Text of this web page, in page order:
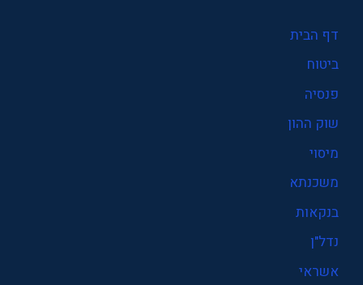
דף הבית
ביטוח
פנסיה
שוק ההון
מיסוי
משכנתא
בנקאות
נדל"ן
אשראי